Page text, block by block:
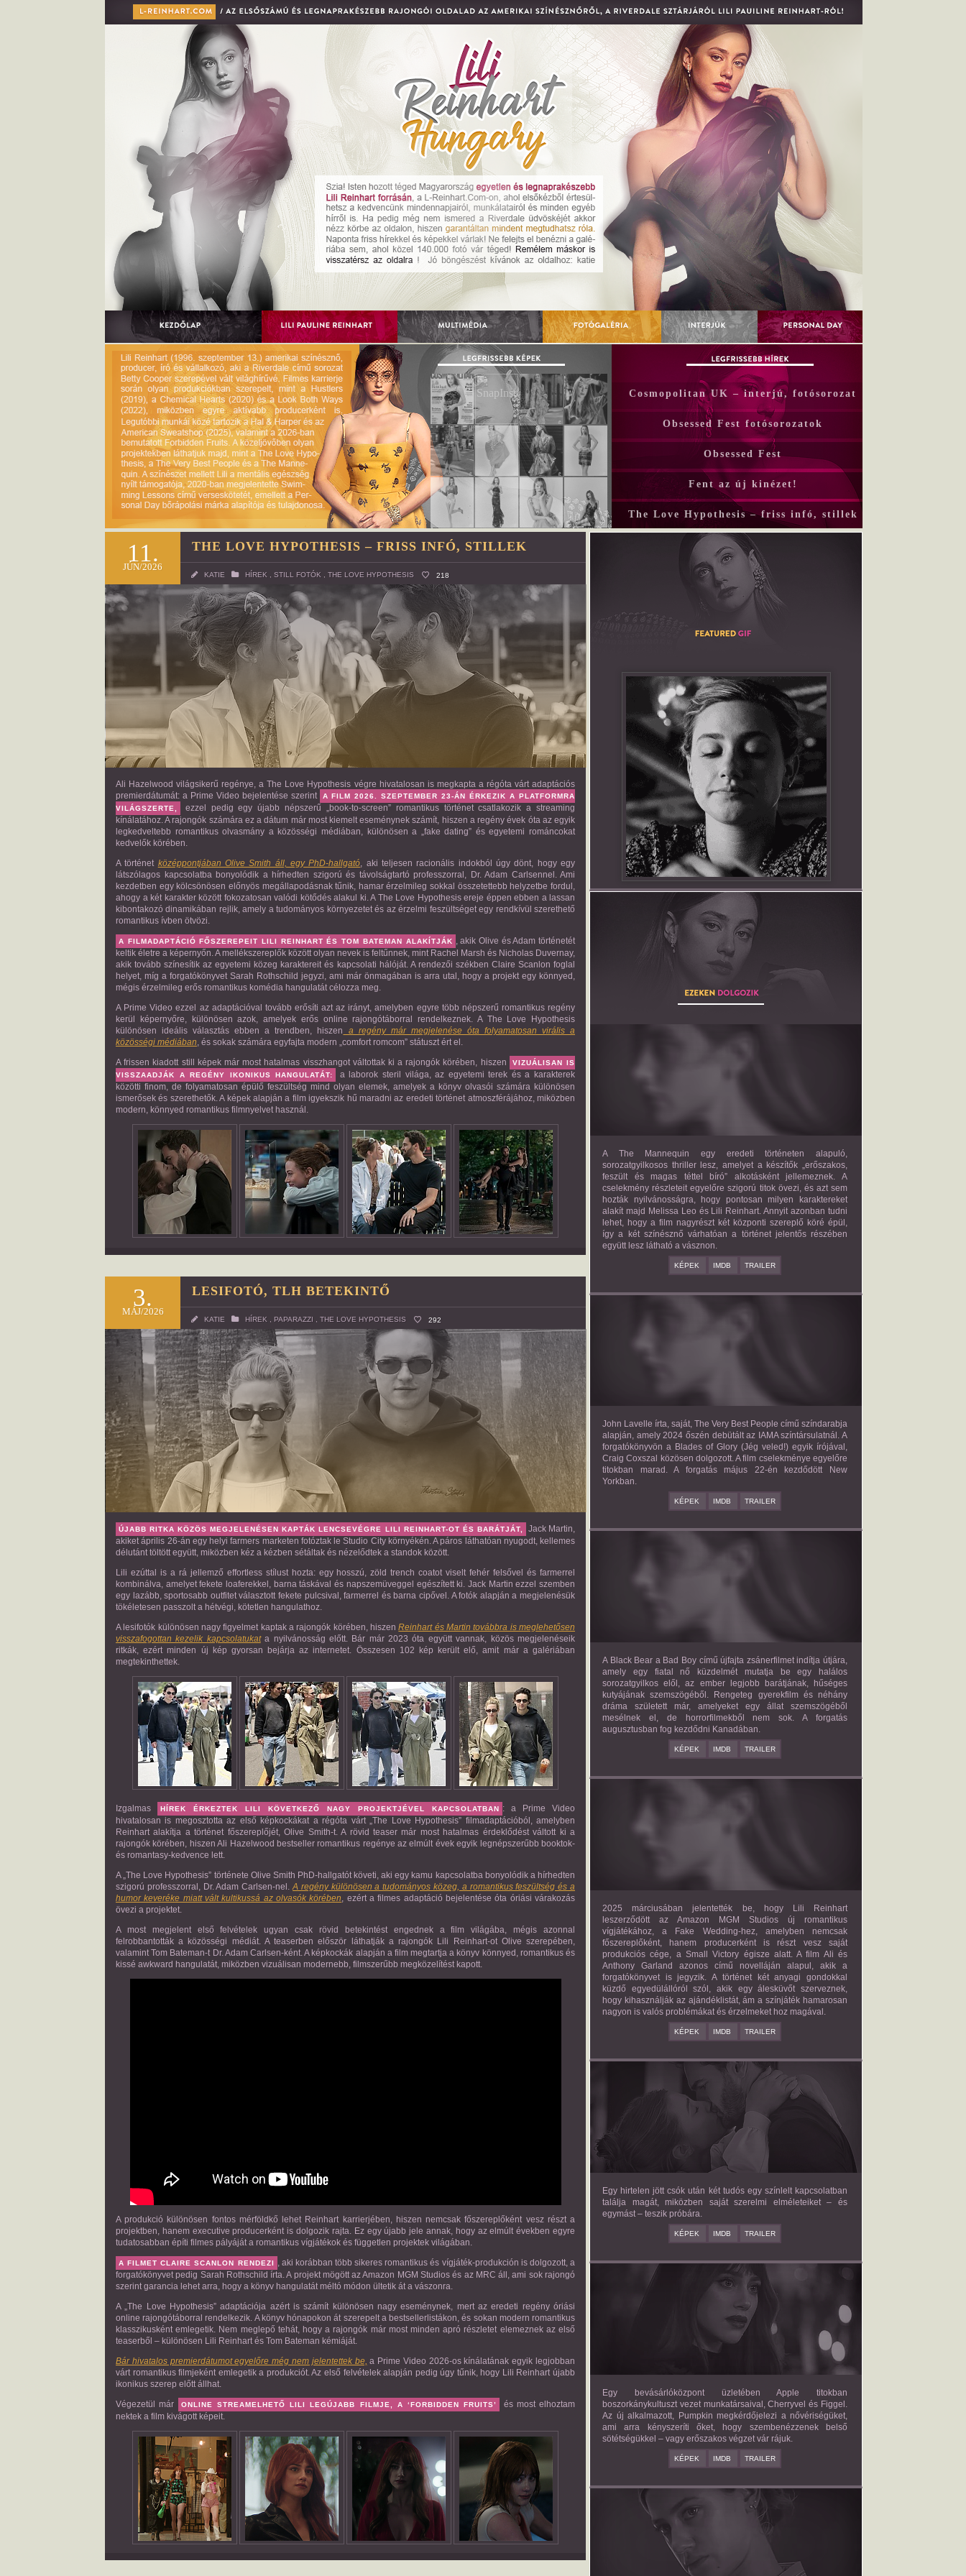
Cosmopolitan UK – interjú, fotósorozat
Obsessed Fest fotósorozatok
Obsessed Fest
Fent az új kinézet!
The Love Hypothesis – friss infó, stillek
THE MANNEQUIN
A The Mannequin egy eredeti történeten alapuló,
sorozatgyilkosos thriller lesz, amelyet a készítők „erőszakos,
feszült és magas téttel bíró” alkotásként jellemeznek. A
cselekmény részleteit egyelőre szigorú titok övezi, és azt sem
hozták nyilvánosságra, hogy pontosan milyen karaktereket
alakít majd Melissa Leo és Lili Reinhart. Annyit azonban tudni
lehet, hogy a film nagyrészt két központi szereplő köré épül,
így a két színésznő várhatóan a történet jelentős részében
együtt lesz látható a vásznon.
KÉPEK IMDB TRAILER
THE VERY BEST PEOPLE
John Lavelle írta, saját, The Very Best People című színdarabja
alapján, amely 2024 őszén debütált az IAMA színtársulatnál. A
forgatókönyvön a Blades of Glory (Jég veled!) egyik írójával,
Craig Coxszal közösen dolgozott. A film cselekménye egyelőre
titokban marad. A forgatás május 22-én kezdődött New
Yorkban.
KÉPEK IMDB TRAILER
BAD BOY
A Black Bear a Bad Boy című újfajta zsánerfilmet indítja útjára,
amely egy fiatal nő küzdelmét mutatja be egy halálos
sorozatgyilkos elől, az ember legjobb barátjának, hűséges
kutyájának szemszögéből. Rengeteg gyerekfilm és néhány
dráma született már, amelyeket egy állat szemszögéből
mesélnek el, de horrorfilmekből nem sok. A forgatás
augusztusban fog kezdődni Kanadában.
KÉPEK IMDB TRAILER
FAKE WEDDING
2025 márciusában jelentették be, hogy Lili Reinhart
leszerződött az Amazon MGM Studios új romantikus
vígjátékához, a Fake Wedding-hez, amelyben nemcsak
főszereplőként, hanem producerként is részt vesz saját
produkciós cége, a Small Victory égisze alatt. A film Ali és
Anthony Garland azonos című novelláján alapul, akik a
forgatókönyvet is jegyzik. A történet két anyagi gondokkal
küzdő egyedülállóról szól, akik egy álesküvőt szerveznek,
hogy kihasználják az ajándéklistát, ám a színjáték hamarosan
nagyon is valós problémákat és érzelmeket hoz magával.
KÉPEK IMDB TRAILER
THE LOVE HYPOTHESIS
2026/09/23
OLIVE SMITH
Egy hirtelen jött csók után két tudós egy színlelt kapcsolatban
találja magát, miközben saját szerelmi elméleteiket – és
egymást – teszik próbára.
KÉPEK IMDB TRAILER
FORBIDDEN FRUITS
2026/03/27
APPLE
Egy bevásárlóközpont üzletében Apple titokban
boszorkánykultuszt vezet munkatársaival, Cherryvel és Figgel.
Az új alkalmazott, Pumpkin megkérdőjelezi a nővériségüket,
ami arra kényszeríti őket, hogy szembenézzenek belső
sötétségükkel – vagy erőszakos végzet vár rájuk.
KÉPEK IMDB TRAILER
AMERICAN SWEATSHOP
DAISY MORIARTY
11.
JÚN/2026
THE LOVE HYPOTHESIS – FRISS INFÓ, STILLEK
KATIE HÍREK STILL FOTÓK THE LOVE HYPOTHESIS 218
Ali Hazelwood világsikerű regénye, a The Love Hypothesis végre hivatalosan is megkapta a régóta várt adaptációs
premierdátumát: a Prime Video bejelentése szerint
A FILM 2026. SZEPTEMBER 23-ÁN ÉRKEZIK A PLATFORMRA
VILÁGSZERTE,
ezzel pedig egy újabb népszerű „book-to-screen” romantikus történet csatlakozik a streaming
kínálatához. A rajongók számára ez a dátum már most kiemelt eseménynek számít, hiszen a regény évek óta az egyik
legkedveltebb romantikus olvasmány a közösségi médiában, különösen a „fake dating” és egyetemi románcokat
kedvelők körében.
A történet középpontjában Olive Smith áll, egy PhD-hallgató, aki teljesen racionális indokból úgy dönt, hogy egy
látszólagos kapcsolatba bonyolódik a hírhedten szigorú és távolságtartó professzorral, Dr. Adam Carlsennel. Ami
kezdetben egy kölcsönösen előnyös megállapodásnak tűnik, hamar érzelmileg sokkal összetettebb helyzetbe fordul,
ahogy a két karakter között fokozatosan valódi kötődés alakul ki. A The Love Hypothesis ereje éppen ebben a lassan
kibontakozó dinamikában rejlik, amely a tudományos környezetet és az érzelmi feszültséget egy rendkívül szerethető
romantikus ívben ötvözi.
A FILMADAPTÁCIÓ FŐSZEREPEIT LILI REINHART ÉS TOM BATEMAN ALAKÍTJÁK , akik Olive és Adam történetét
keltik életre a képernyőn. A mellékszereplők között olyan nevek is feltűnnek, mint Rachel Marsh és Nicholas Duvernay,
akik tovább színesítik az egyetemi közeg karaktereit és kapcsolati hálóját. A rendezői székben Claire Scanlon foglal
helyet, míg a forgatókönyvet Sarah Rothschild jegyzi, ami már önmagában is arra utal, hogy a projekt egy könnyed,
mégis érzelmileg erős romantikus komédia hangulatát célozza meg.
A Prime Video ezzel az adaptációval tovább erősíti azt az irányt, amelyben egyre több népszerű romantikus regény
kerül képernyőre, különösen azok, amelyek erős online rajongótáborral rendelkeznek. A The Love Hypothesis
különösen ideális választás ebben a trendben, hiszen
a regény már megjelenése óta folyamatosan virális a
közösségi médiában, és sokak számára egyfajta modern „comfort romcom” státuszt ért el.
A frissen kiadott still képek már most hatalmas visszhangot váltottak ki a rajongók körében, hiszen
VIZUÁLISAN IS
VISSZAADJÁK A REGÉNY IKONIKUS HANGULATÁT:
a laborok steril világa, az egyetemi terek és a karakterek
közötti finom, de folyamatosan épülő feszültség mind olyan elemek, amelyek a könyv olvasói számára különösen
ismerősek és szerethetők. A képek alapján a film igyekszik hű maradni az eredeti történet atmoszférájához, miközben
modern, könnyed romantikus filmnyelvet használ.
3.
MÁJ/2026
LESIFOTÓ, TLH BETEKINTŐ
KATIE HÍREK PAPARAZZI THE LOVE HYPOTHESIS 292
ÚJABB RITKA KÖZÖS MEGJELENÉSEN KAPTÁK LENCSEVÉGRE LILI REINHART-OT ÉS BARÁTJÁT, Jack Martin,
akiket április 26-án egy helyi farmers marketen fotóztak leStudio Citykörnyékén. A páros láthatóan nyugodt, kellemes
délutánt töltött együtt, miközben kéz a kézben sétáltak és nézelődtek a standok között.
Lili ezúttal is a rá jellemző effortless stílust hozta: egy hosszú, zöld trench coatot viselt fehér felsővel és farmerrel
kombinálva, amelyet fekete loaferekkel, barna táskával és napszemüveggel egészített ki. Jack Martin ezzel szemben
egy lazább, sportosabb outfitet választott fekete pulcsival, farmerrel és barna cipővel. A fotók alapján a megjelenésük
tökéletesen passzolt a hétvégi, kötetlen hangulathoz.
A lesifotók különösen nagy figyelmet kaptak a rajongók körében, hiszenReinhart és Martin továbbra is meglehetősen
visszafogottan kezelik kapcsolatukata nyilvánosság előtt. Bár már 2023 óta együtt vannak, közös megjelenéseik
ritkák, ezért minden új kép gyorsan bejárja az internetet. Összesen 102 kép került elő, amit már a galériában
megtekinthettek.
Izgalmas HÍREK ÉRKEZTEK LILI KÖVETKEZŐ NAGY PROJEKTJÉVEL KAPCSOLATBAN : a Prime Video
hivatalosan is megosztotta az első képkockákat a régóta várt „The Love Hypothesis” filmadaptációból, amelyben
Reinhart alakítja a történet főszereplőjét, Olive Smith-t. A rövid teaser már most hatalmas érdeklődést váltott ki a
rajongók körében, hiszen Ali Hazelwood bestseller romantikus regénye az elmúlt évek egyik legnépszerűbb booktok-
és romantasy-kedvence lett.
A „The Love Hypothesis” története Olive Smith PhD-hallgatót követi, aki egy kamu kapcsolatba bonyolódik a hírhedten
szigorú professzorral, Dr. Adam Carlsen-nel.A regény különösen a tudományos közeg, a romantikus feszültség és a
humor keveréke miatt vált kultikussá az olvasók körében, ezért a filmes adaptáció bejelentése óta óriási várakozás
övezi a projektet.
A most megjelent első felvételek ugyan csak rövid betekintést engednek a film világába, mégis azonnal
felrobbantották a közösségi médiát. A teaserben először láthatják a rajongók Lili Reinhart-ot Olive szerepében,
valamintTom Bateman-t Dr. Adam Carlsen-ként. A képkockák alapján a film megtartja a könyv könnyed, romantikus és
kissé awkward hangulatát, miközben vizuálisan modernebb, filmszerűbb megközelítést kapott.
A produkció különösen fontos mérföldkő lehet Reinhart karrierjében, hiszen nemcsak főszereplőként vesz részt a
projektben, hanem executive producerként is dolgozik rajta. Ez egy újabb jele annak, hogy az elmúlt években egyre
tudatosabban építi filmes pályáját a romantikus vígjátékok és független projektek világában.
A FILMETCLAIRE SCANLON RENDEZI
, aki korábban több sikeres romantikus és vígjáték-produkción is dolgozott, a
forgatókönyvet pedig Sarah Rothschild írta. A projekt mögött az Amazon MGM Studios és az MRC áll, ami sok rajongó
szerint garancia lehet arra, hogy a könyv hangulatát méltó módon ültetik át a vászonra.
A „The Love Hypothesis” adaptációja azért is számít különösen nagy eseménynek, mert az eredeti regény óriási
online rajongótáborral rendelkezik. A könyv hónapokon át szerepelt a bestsellerlistákon, és sokan modern romantikus
klasszikusként emlegetik. Nem meglepő tehát, hogy a rajongók már most minden apró részletet elemeznek az első
teaserből – különösen Lili Reinhart és Tom Bateman kémiáját.
Bár hivatalos premierdátumot egyelőre még nem jelentettek be, a Prime Video 2026-os kínálatának egyik legjobban
várt romantikus filmjeként emlegetik a produkciót. Az első felvételek alapján pedig úgy tűnik, hogy Lili Reinhart újabb
ikonikus szerep előtt állhat.
Végezetül már
ONLINE STREAMELHETŐ LILI LEGÚJABB FILMJE, A ‘FORBIDDEN FRUITS’
és most elhoztam
nektek a film kivágott képeit.